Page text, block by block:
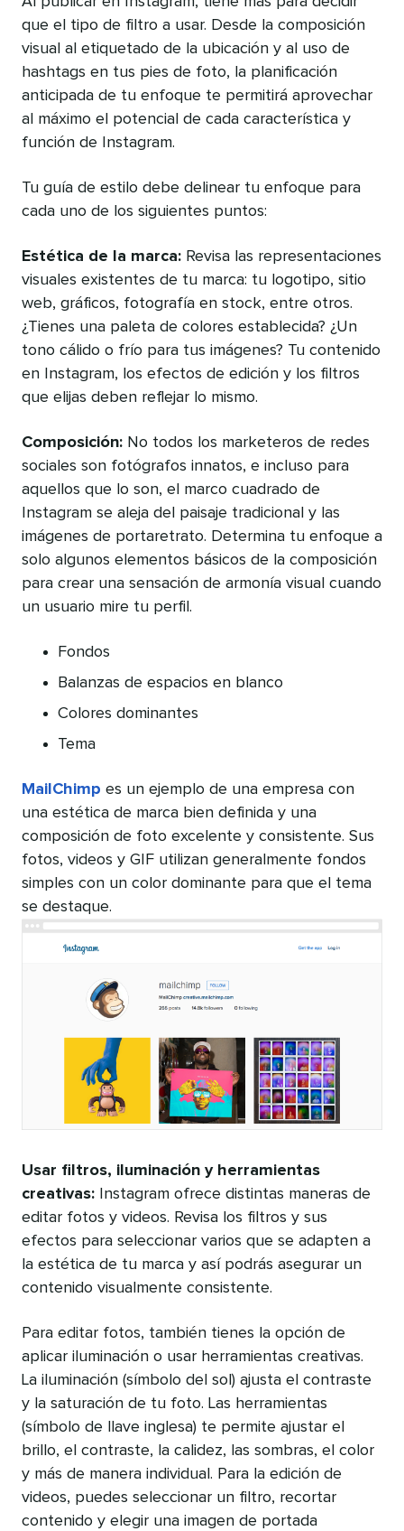
que el tipo de filtro a usar. Desde la composición
visual al etiquetado de la ubicación y al uso de
hashtags en tus pies de foto, la planificación
anticipada de tu enfoque te permitirá aprovechar
al máximo el potencial de cada característica y
función de Instagram.
Tu guía de estilo debe delinear tu enfoque para
cada uno de los siguientes puntos:
Estética de la marca: Revisa las representaciones
visuales existentes de tu marca: tu logotipo, sitio
web, gráficos, fotografía en stock, entre otros.
¿Tienes una paleta de colores establecida? ¿Un
tono cálido o frío para tus imágenes? Tu contenido
en Instagram, los efectos de edición y los filtros
que elijas deben reflejar lo mismo.
Composición: No todos los marketeros de redes
sociales son fotógrafos innatos, e incluso para
aquellos que lo son, el marco cuadrado de
Instagram se aleja del paisaje tradicional y las
imágenes de portaretrato. Determina tu enfoque a
solo algunos elementos básicos de la composición
para crear una sensación de armonía visual cuando
un usuario mire tu perfil.
Fondos
Balanzas de espacios en blanco
Colores dominantes
Tema
MailChimp es un ejemplo de una empresa con
una estética de marca bien definida y una
composición de foto excelente y consistente. Sus
fotos, videos y GIF utilizan generalmente fondos
simples con un color dominante para que el tema
se destaque.
Usar filtros, iluminación y herramientas
creativas:
Instagram ofrece distintas maneras de
editar fotos y videos. Revisa los filtros y sus
efectos para seleccionar varios que se adapten a
la estética de tu marca y así podrás asegurar un
contenido visualmente consistente.
Para editar fotos, también tienes la opción de
aplicar iluminación o usar herramientas creativas.
La iluminación (símbolo del sol) ajusta el contraste
y la saturación de tu foto. Las herramientas
(símbolo de llave inglesa) te permite ajustar el
brillo, el contraste, la calidez, las sombras, el color
y más de manera individual. Para la edición de
videos, puedes seleccionar un filtro, recortar
contenido y elegir una imagen de portada